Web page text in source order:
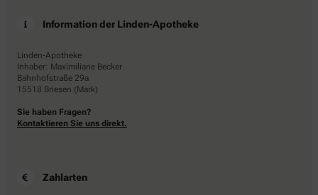
Information der Linden-Apotheke
Linden-Apotheke
Inhaber: Maximiliane Becker
Bahnhofstraße 29a
15518 Briesen (Mark)
Sie haben Fragen?
Kontaktieren Sie uns direkt.
Zahlarten